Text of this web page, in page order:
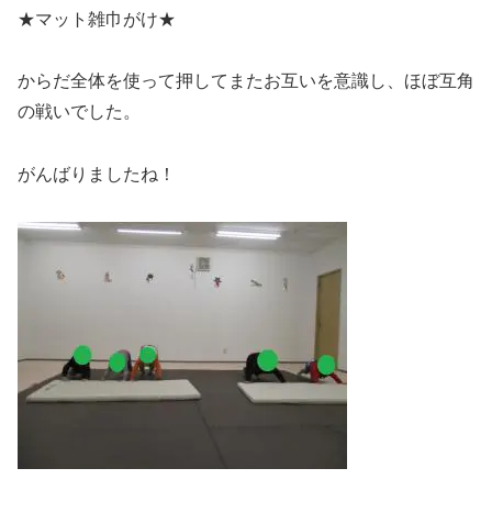
★マット雑巾がけ★
からだ全体を使って押してまたお互いを意識し、ほぼ互角
の戦いでした。
がんばりましたね！